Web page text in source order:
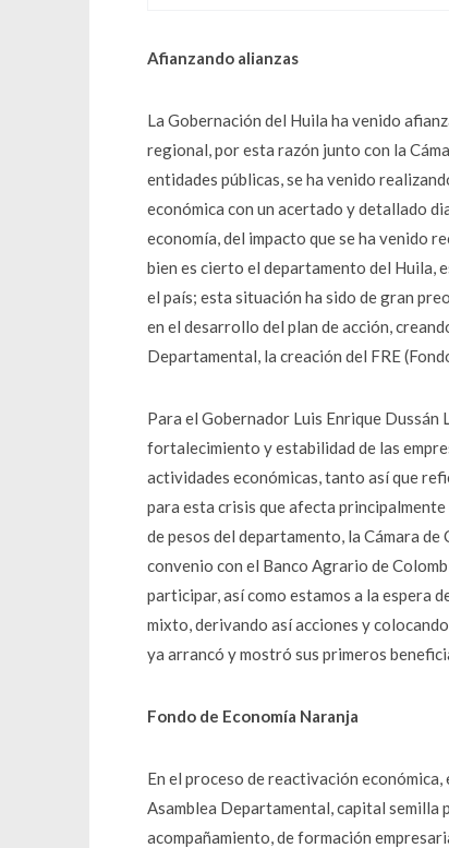
Afianzando alianzas
La Gobernación del Huila ha venido
regional, por esta razón junto con la
entidades públicas, se ha venido
económica con un acertado y detallado
economía, del impacto que se ha venido
bien es cierto el departamento del Huila,
el país; esta situación ha sido de gran
en el desarrollo del plan de acción,
Departamental, la creación del FRE
Para el Gobernador Luis Enrique
fortalecimiento y estabilidad de las
actividades económicas, tanto así que
para esta crisis que afecta
de pesos del departamento, la Cámara
convenio con el Banco Agrario de
participar, así como estamos a la espera
mixto, derivando así acciones y
ya arrancó y mostró sus primeros
Fondo de Economía Naranja
En el proceso de reactivación
Asamblea Departamental, capital semilla
acompañamiento, de formación